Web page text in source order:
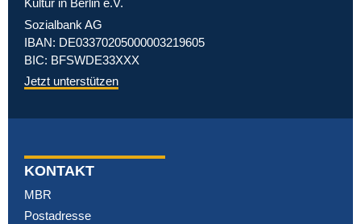
Kultur in Berlin e.V.
Sozialbank AG
IBAN: DE03370205000003219605
BIC: BFSWDE33XXX
Jetzt unterstützen
KONTAKT
MBR
Postadresse